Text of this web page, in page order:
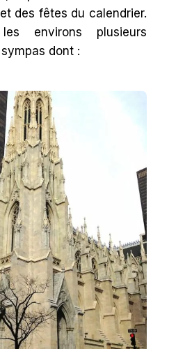
des fêtes du calendrier.
environs plusieurs
dont :